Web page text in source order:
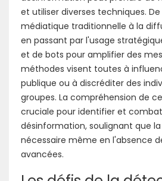
et utiliser diverses techniques.
médiatique traditionnelle à la
en passant par l'usage
et de bots pour amplifier des
méthodes visent toutes à
publique ou à discréditer des
groupes. La compréhension de
cruciale pour identifier et
désinformation, soulignant que
nécessaire même en l'absence
avancées.